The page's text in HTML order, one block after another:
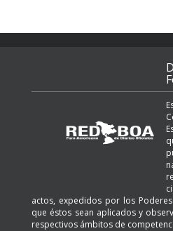
actos, expedidos por los
que éstos sean aplicados y
respectivos ámbitos de